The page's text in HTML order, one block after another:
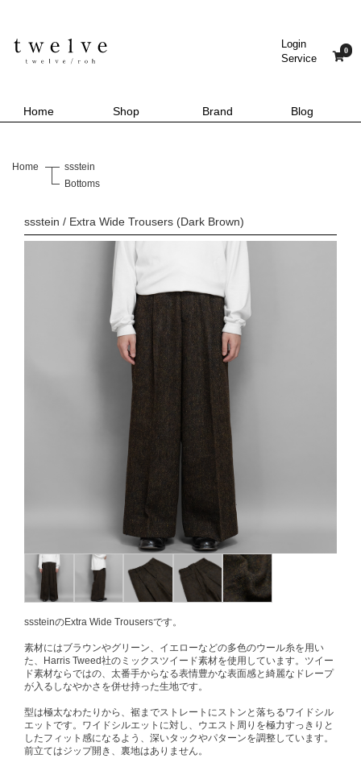
Login
Service
0
Home Shop Brand Blog
Home
ssstein
Bottoms
ssstein / Extra Wide Trousers (Dark Brown)
sssteinのExtra Wide Trousersです。
素材にはブラウンやグリーン、イエローなどの多色のウール糸を用い
た、Harris Tweed社のミックスツイード素材を使用しています。ツイー
ド素材ならではの、太番手からなる表情豊かな表面感と綺麗なドレープ
が入るしなやかさを併せ持った生地です。
型は極太なわたりから、裾までストレートにストンと落ちるワイドシル
エットです。ワイドシルエットに対し、ウエスト周りを極力すっきりと
したフィット感になるよう、深いタックやパターンを調整しています。
前立てはジップ開き、裏地はありません。